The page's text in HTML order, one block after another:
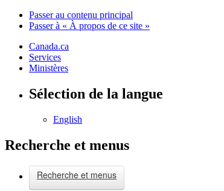
Passer au contenu principal
Passer à « À propos de ce site »
Canada.ca
Services
Ministères
Sélection de la langue
English
Recherche et menus
Recherche et menus